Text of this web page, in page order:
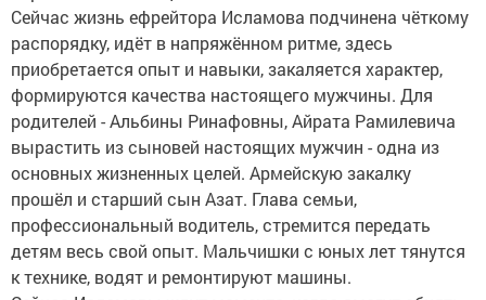
Сейчас жизнь ефрейтора Исламова подчинена чёткому
распорядку, идёт в напряжённом ритме, здесь
приобретается опыт и навыки, закаляется характер,
формируются качества настоящего мужчины. Для
родителей - Альбины Ринафовны, Айрата Рамилевича
вырастить из сыновей настоящих мужчин - одна из
основных жизненных целей. Армейскую закалку
прошёл и старший сын Азат. Глава семьи,
профессиональный водитель, стремится передать
детям весь свой опыт. Мальчишки с юных лет тянутся
к технике, водят и ремонтируют машины.